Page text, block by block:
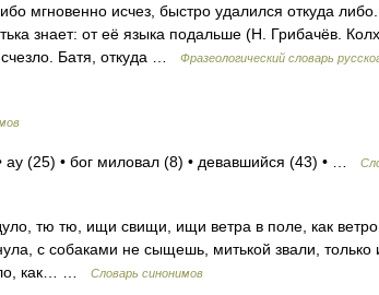
мгновенно исчез, быстро удалился откуда
знает: от её языка подальше (Н. Грибачёв.
Батя, откуда …
Фразеологический словарь
(25) • бог миловал (8) • девавшийся (43) • …
тю тю, ищи свищи, ищи ветра в поле, как
с собаками не сыщешь, митькой звали, только
как… …
Словарь синонимов